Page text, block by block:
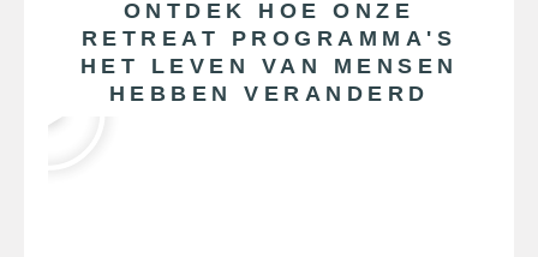
ONTDEK HOE ONZE
RETREAT PROGRAMMA'S
HET LEVEN VAN MENSEN
HEBBEN VERANDERD